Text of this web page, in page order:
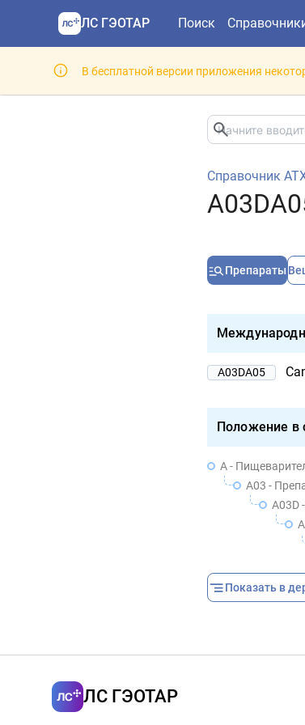
ЛС ГЭОТАР Поиск
В бесплатной версии приложения
Справочник
Препараты
A03DA05
Положение в
A -
A03 -
A03D
Показать в
ЛС ГЭОТАР